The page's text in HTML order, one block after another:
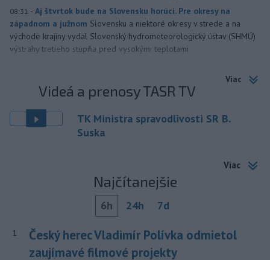
08:31 - Aj štvrtok bude na Slovensku horúci. Pre okresy na
západnom a južnom Slovensku a niektoré okresy v strede a na
východe krajiny vydal Slovenský hydrometeorologický ústav (SHMÚ)
výstrahy tretieho stupňa pred vysokými teplotami.
Viac
Videá a prenosy TASR TV
TK Ministra spravodlivosti SR B.
Suska
Viac
Najčítanejšie
6h 24h 7d
1
Český herec Vladimír Polívka odmietol
zaujímavé filmové projekty